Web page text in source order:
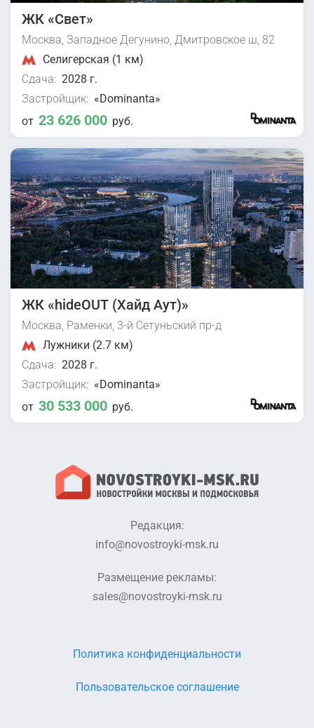
ЖК «Свет»
Москва, Западное Дегунино, Дмитровское ш, 82
Селигерская (1 км)
Сдача: 2028 г.
Застройщик: «Dominanta»
от 23 626 000 руб.
ЖК «hideOUT (Хайд Аут)»
Москва, Раменки, 3-й Сетуньский пр-д
Лужники (2.7 км)
Сдача: 2028 г.
Застройщик: «Dominanta»
от 30 533 000 руб.
Редакция:
info@novostroyki-msk.ru
Размещение рекламы:
sales@novostroyki-msk.ru
Пользовательское соглашение
Политика конфиденциальности